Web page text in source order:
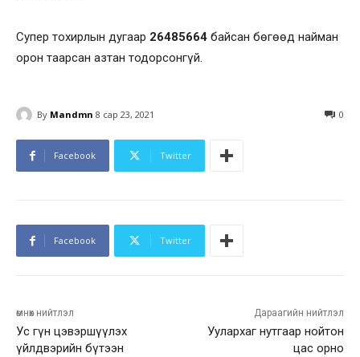
Супер тохирлын дугаар 26485664 байсан бөгөөд найман
орон таарсан азтан тодорсонгүй.
By Mandmn 8 сар 23, 2021 0
Facebook Twitter
Facebook Twitter
өмнөх нийтлэл
Ус гүн цэвэршүүлэх
үйлдвэрийн бүтээн
Дараагийн нийтлэл
Уулархаг нутгаар нойтон
цас орно